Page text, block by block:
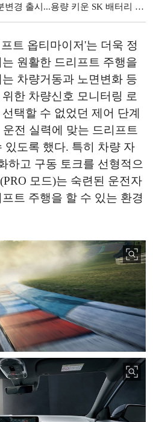
출시...용량 키운 SK 배터리 장착
트 옵티마이저'는 더욱 정
원활한 드리프트 주행을
차량거동과 노면변화 등
한 차량신호 모니터링 로
택할 수 없었던 제어 단계
전 실력에 맞는 드리프트
있도록 했다. 특히 차량 자
하고 구동 토크를 선형적으
모드)는 숙련된 운전자
트 주행을 할 수 있는 환경